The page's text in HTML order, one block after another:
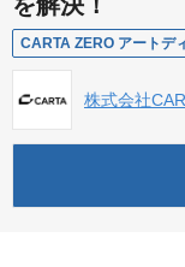
を解決！
CARTA ZERO アートデ
株式会社